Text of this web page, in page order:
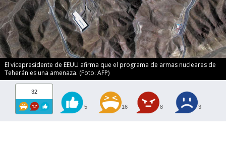
El vicepresidente de EEUU afirma que el programa de armas nucleares de
Teherán es una amenaza. (Foto: AFP)
32
5 16 8 3